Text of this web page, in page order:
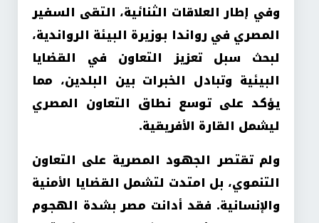
وفي إطار العلاقات الثنائية، التقى السفير
المصري في رواندا بوزيرة البيئة الرواندية،
لبحث سبل تعزيز التعاون في القضايا
البيئية وتبادل الخبرات بين البلدين، مما
يؤكد على توسع نطاق التعاون المصري
ليشمل القارة الأفريقية.
ولم تقتصر الجهود المصرية على التعاون
التنموي، بل امتدت لتشمل القضايا الأمنية
والإنسانية. فقد أدانت مصر بشدة الهجوم